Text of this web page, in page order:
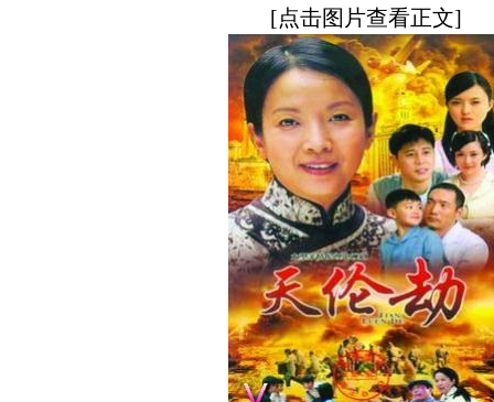
[点击图片查看正文]